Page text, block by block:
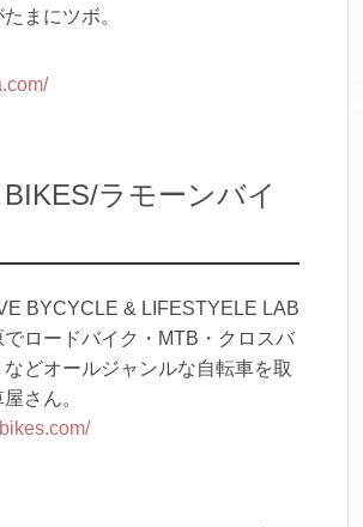
まにツボ。
ラモーンバイ
BYCYCLE & LIFESTYELE LAB
ロードバイク・MTB・クロスバ
どオールジャンルな自転車を取
さん。